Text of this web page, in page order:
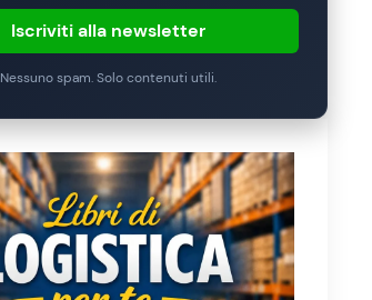
Iscriviti alla newsletter
Nessuno spam. Solo contenuti utili.